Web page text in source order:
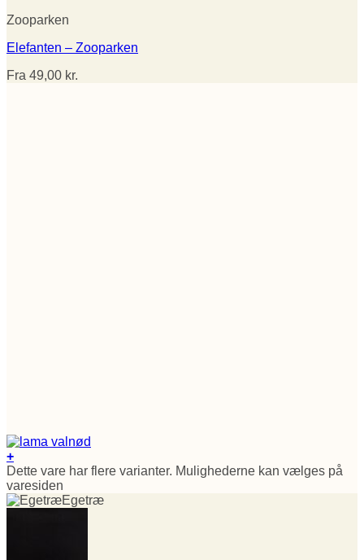
Zooparken
Elefanten – Zooparken
Fra 49,00 kr.
+
Dette vare har flere varianter. Mulighederne kan vælges på
varesiden
Egetræ